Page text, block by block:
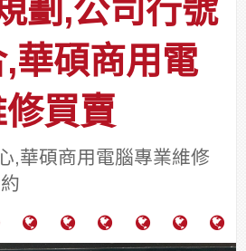
劃,公司行號
華碩商用電
買賣
,華碩商用電腦專業維修
功
於
通
視
舍
中
團